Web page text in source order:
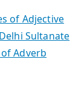
of Adjective
Sultanate
Adverb